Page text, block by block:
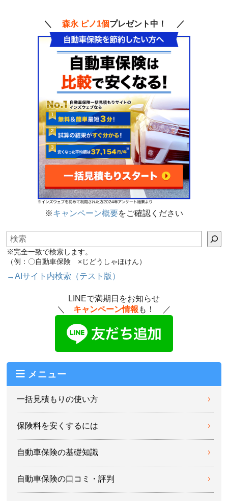
＼ 森永 ピノ1個プレゼント中！ ／
※キャンペーン概要をご確認ください
検索
※完全一致で検索します。
（例：〇自動車保険 ×じどうしゃほけん）
→AIサイト内検索（テスト版）
LINEで満期日をお知らせ
＼ キャンペーン情報 も！ ／
メニュー
一括見積もりの使い方
保険料を安くするには
自動車保険の基礎知識
自動車保険の口コミ・評判